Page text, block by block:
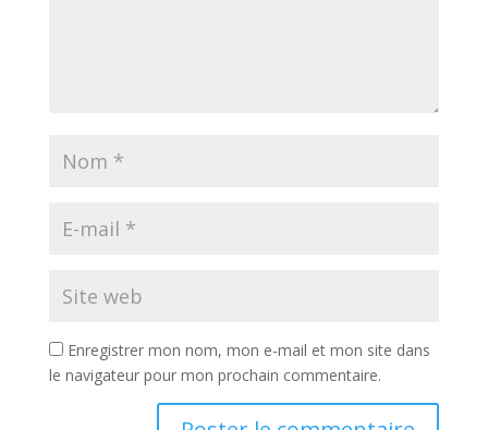
Enregistrer mon nom, mon e-mail et mon site dans
le navigateur pour mon prochain commentaire.